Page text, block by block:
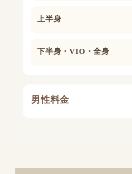
上半身
下半身・VIO・全身
男性料金